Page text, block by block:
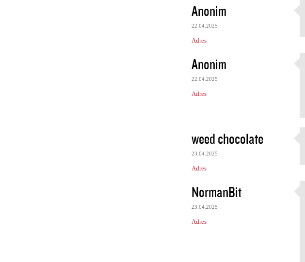
Anonim
22.04.2025
Adres
Anonim
22.04.2025
Adres
weed chocolate
23.04.2025
Adres
NormanBit
23.04.2025
Adres